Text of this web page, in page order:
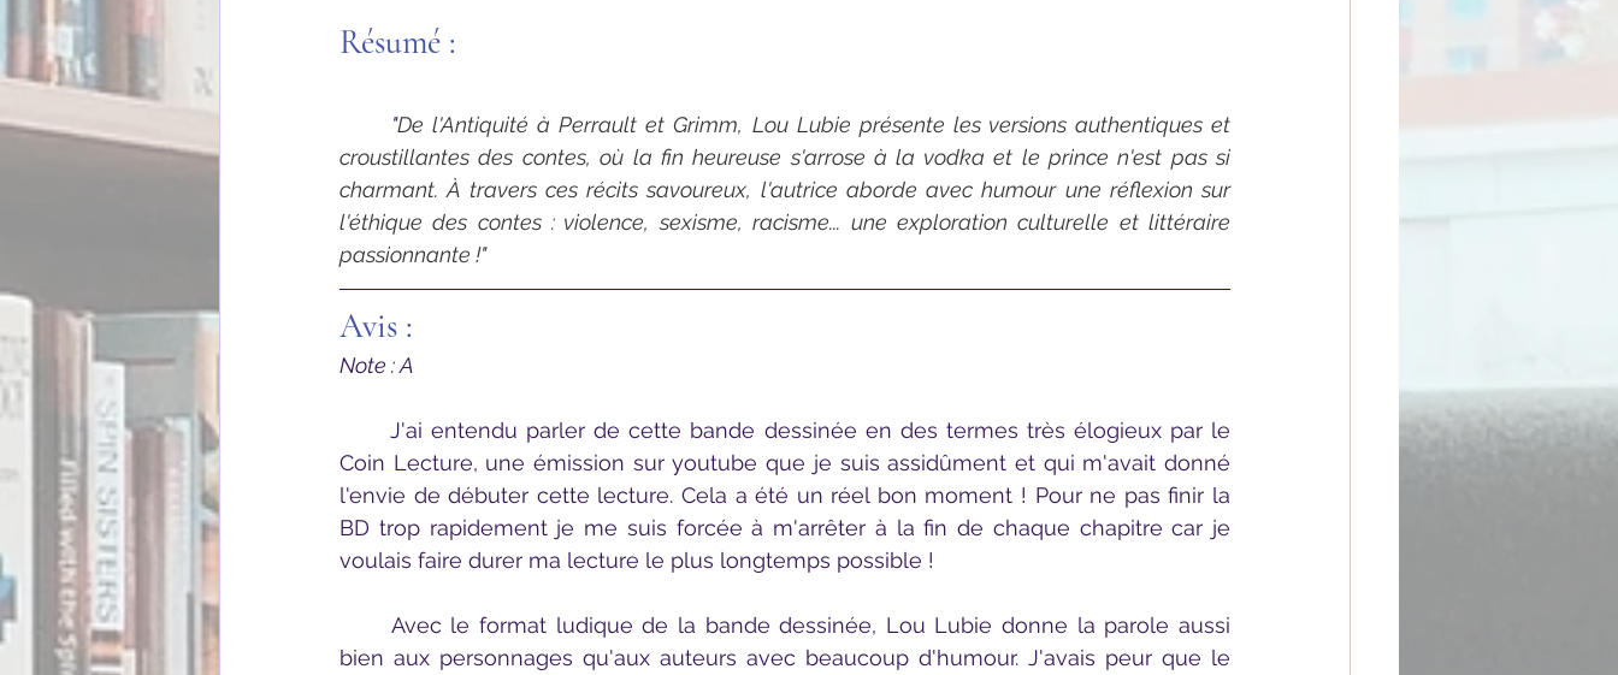
Résumé :
	"
De l'Antiquité à Perrault et Grimm, Lou Lubie présente les versions authentiques et
croustillantes des contes, où la fin heureuse s'arrose à la vodka et le prince n'est pas si
charmant. À travers ces récits savoureux, l'autrice aborde avec humour une réflexion sur
l'éthique des contes : violence, sexisme, racisme... une exploration culturelle et littéraire
passionnante !"
Avis :
Note : A
	J'ai entendu parler de cette bande dessinée en des termes très élogieux par le
Coin Lecture, une émission sur youtube que je suis assidûment et qui m'avait donné
l'envie de débuter cette lecture. Cela a été un réel bon moment ! Pour ne pas finir la
BD trop rapidement je me suis forcée à m'arrêter à la fin de chaque chapitre car je
voulais faire durer ma lecture le plus longtemps possible !
bien aux personnages qu'aux auteurs avec beaucoup d'humour. J'avais peur que le